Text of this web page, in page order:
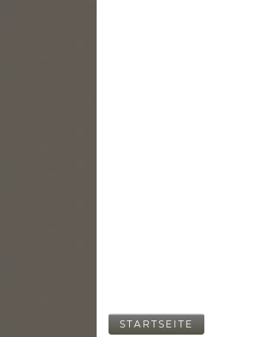
STARTSEITE